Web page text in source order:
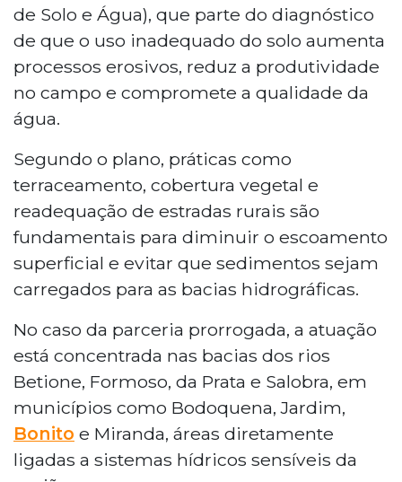
de Solo e Água), que parte do diagnóstico
de que o uso inadequado do solo aumenta
processos erosivos, reduz a produtividade
no campo e compromete a qualidade da
água.
Segundo o plano, práticas como
terraceamento, cobertura vegetal e
readequação de estradas rurais são
fundamentais para diminuir o escoamento
superficial e evitar que sedimentos sejam
carregados para as bacias hidrográficas.
No caso da parceria prorrogada, a atuação
está concentrada nas bacias dos rios
Betione, Formoso, da Prata e Salobra, em
municípios como Bodoquena, Jardim,
Bonito e Miranda, áreas diretamente
ligadas a sistemas hídricos sensíveis da